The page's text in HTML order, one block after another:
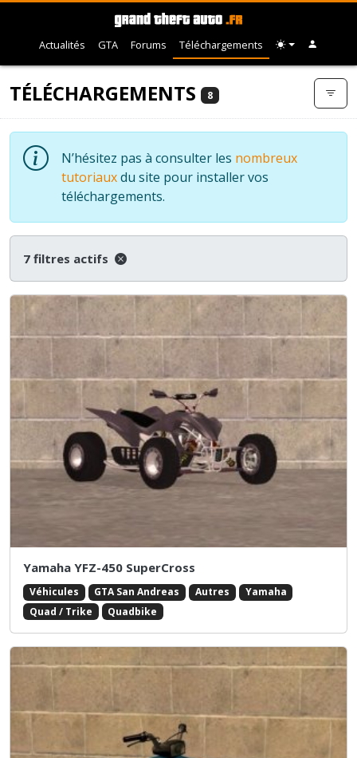
Actualités GTA Forums Téléchargements
TÉLÉCHARGEMENTS 8
N’hésitez pas à consulter les nombreux
tutoriauxdu site pour installer vos
téléchargements.
7 filtres actifs
Yamaha YFZ-450 SuperCross
Véhicules GTA San Andreas Autres
Yamaha
Quad / Trike
Quadbike